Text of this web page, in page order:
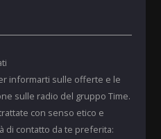
informarti sulle offerte e le
sulle radio del gruppo Time.
con senso etico e
di contatto da te preferita: